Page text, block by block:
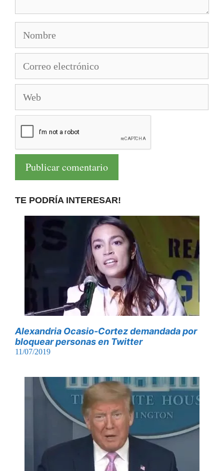
electrónico
TE PODRÍA INTERESAR!
Alexandria Ocasio-Cortez demandada por
bloquear personas en Twitter
11/07/2019